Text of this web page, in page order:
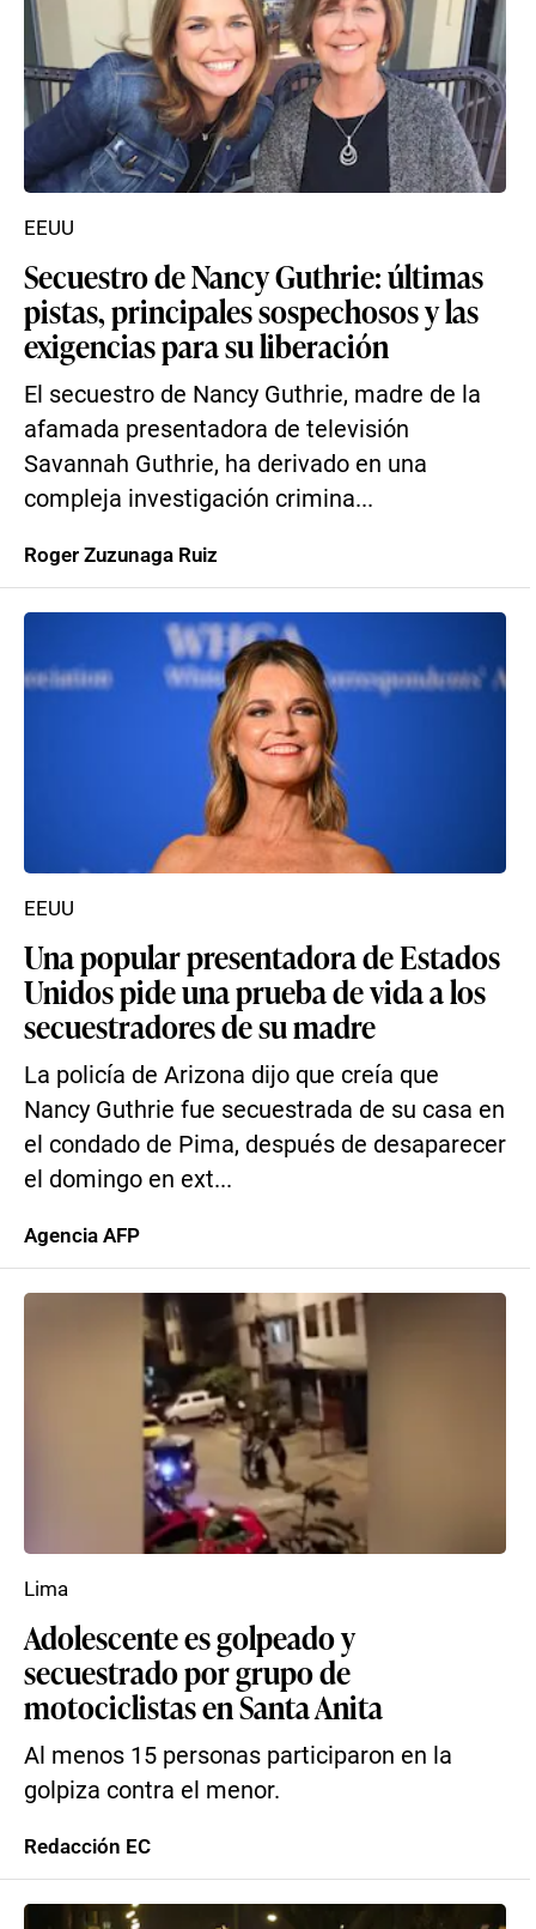
Secuestro de Nancy Guthrie: últimas
pistas, principales sospechosos y las
exigencias para su liberación
El secuestro de Nancy Guthrie, madre de la
afamada presentadora de televisión
Savannah Guthrie, ha derivado en una
compleja investigación crimina...
EEUU
Roger Zuzunaga Ruiz
Una popular presentadora de Estados
Unidos pide una prueba de vida a los
secuestradores de su madre
La policía de Arizona dijo que creía que
Nancy Guthrie fue secuestrada de su casa en
el condado de Pima, después de desaparecer
el domingo en ext...
EEUU
Agencia AFP
Adolescente es golpeado y
secuestrado por grupo de
motociclistas en Santa Anita
Al menos 15 personas participaron en la
golpiza contra el menor.
Lima
Redacción EC